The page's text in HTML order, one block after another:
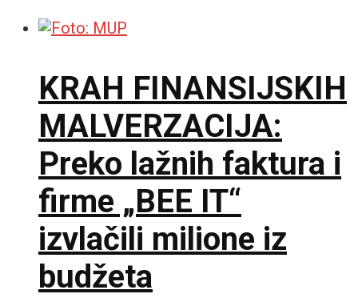
KRAH FINANSIJSKIH
MALVERZACIJA:
Preko lažnih faktura i
firme „BEE IT“
izvlačili milione iz
budžeta